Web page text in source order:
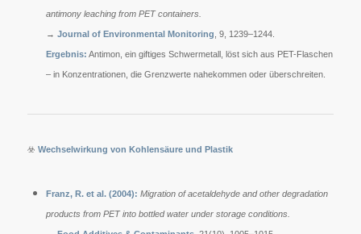
antimony leaching from PET containers.
→ Journal of Environmental Monitoring , 9, 1239–1244.
Ergebnis: Antimon, ein giftiges Schwermetall, löst sich aus PET-Flaschen
– in Konzentrationen, die Grenzwerte nahekommen oder überschreiten.
☣️ Wechselwirkung von Kohlensäure und Plastik
Franz, R. et al. (2004): Migration of acetaldehyde and other degradation
products from PET into bottled water under storage conditions.